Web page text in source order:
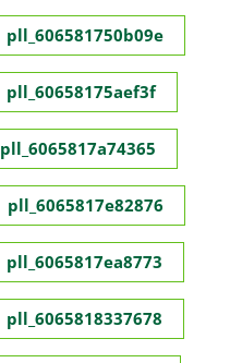
pll_606581750b09e
pll_60658175aef3f
pll_6065817a74365
pll_6065817e82876
pll_6065817ea8773
pll_6065818337678